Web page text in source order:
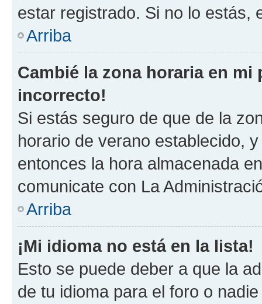
estar registrado. Si no lo estás,
Arriba
Cambié la zona horaria en
incorrecto!
Si estás seguro de que de la
horario de verano establecido,
entonces la hora almacenada
comunicate con La
Arriba
¡Mi idioma no está en la lista!
Esto se puede deber a que la
de tu idioma para el foro o